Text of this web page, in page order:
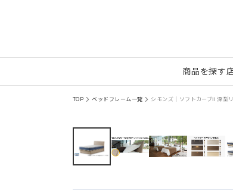
商品を探す
TOP ベッドフレーム一覧 シモンズ｜ソフトカーブⅡ 深型